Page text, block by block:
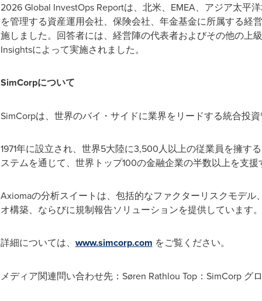
2026 Global InvestOps Reportは、北米、EMEA、アジア太平
を管理する資産運用会社、保険会社、年金基金に所属する
施しました。回答者には、経営陣の代表者およびその他の上
Insightsによって実施されました。
SimCorpについて
SimCorpは、世界のバイ・サイドに業界をリードする統合投
1971年に設立され、世界5大陸に3,500人以上の従業員を擁す
ステムを通じて、世界トップ100の金融企業の半数以上を支
Axiomaの分析スイートは、包括的なファクターリスクモデ
オ構築、ならびに規制報告ソリューションを提供しています
詳細については、 www.simcorp.com をご覧ください。
メディア関連問い合わせ先：Søren Rathlou Top：SimCorp グ